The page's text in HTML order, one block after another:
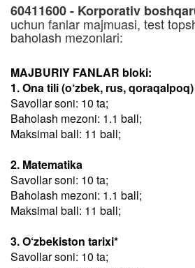
60411600 - Korporativ
uchun fanlar majmuasi, test
baholash mezonlari:
MAJBURIY FANLAR bloki:
1. Ona tili (o‘zbek, rus, qoraqalpoq)
Savollar soni: 10 ta;
Baholash mezoni: 1.1 ball;
Maksimal ball: 11 ball;
2. Matematika
Savollar soni: 10 ta;
Baholash mezoni: 1.1 ball;
Maksimal ball: 11 ball;
3. O‘zbekiston tarixi*
Savollar soni: 10 ta;